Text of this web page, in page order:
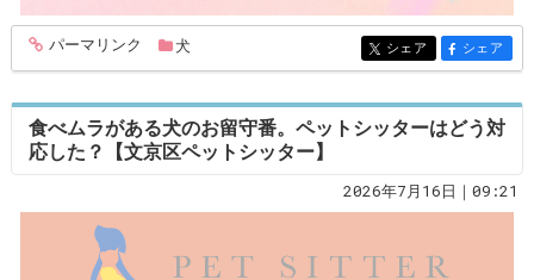
entry391
パーマリンク 犬 entry391
シェア entry391
シェア
食べムラがある犬のお留守番。ペットシッターはどう対
応した？【文京区ペットシッター】
2026年7月16日｜09:21